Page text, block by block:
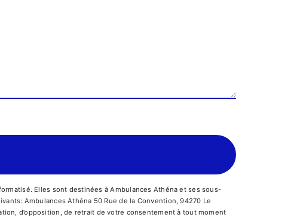
Elles sont destinées à Ambulances Athéna et ses sous-
Ambulances Athéna 50 Rue de la Convention, 94270 Le
d’opposition, de retrait de votre consentement à tout moment